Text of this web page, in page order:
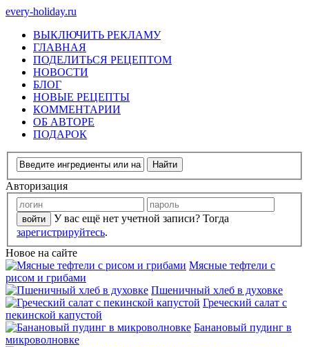
every-holiday.ru
ВЫКЛЮЧИТЬ РЕКЛАМУ
ГЛАВНАЯ
ПОДЕЛИТЬСЯ РЕЦЕПТОМ
НОВОСТИ
БЛОГ
НОВЫЕ РЕЦЕПТЫ
КОММЕНТАРИИ
ОБ АВТОРЕ
ПОДАРОК
Авторизация
У вас ещё нет учетной записи? Тогда
зарегистрируйтесь.
Новое на сайте
Мясные тефтели с
рисом и грибами
Пшеничный хлеб в духовке
Греческий салат с
пекинской капустой
Банановый пудинг в
микроволновке